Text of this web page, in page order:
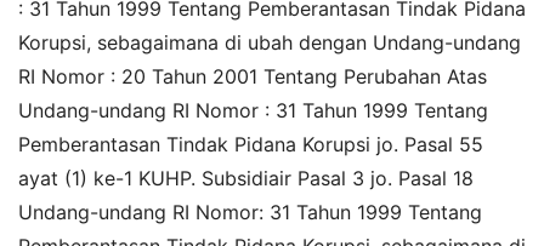
: 31 Tahun 1999 Tentang Pemberantasan Tindak Pidana
Korupsi, sebagaimana di ubah dengan Undang-undang
RI Nomor : 20 Tahun 2001 Tentang Perubahan Atas
Undang-undang RI Nomor : 31 Tahun 1999 Tentang
Pemberantasan Tindak Pidana Korupsi jo. Pasal 55
ayat (1) ke-1 KUHP. Subsidiair Pasal 3 jo. Pasal 18
Undang-undang RI Nomor: 31 Tahun 1999 Tentang